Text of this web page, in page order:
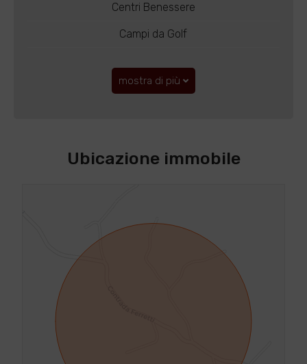
Centri Benessere
Campi da Golf
mostra di più
Ubicazione immobile